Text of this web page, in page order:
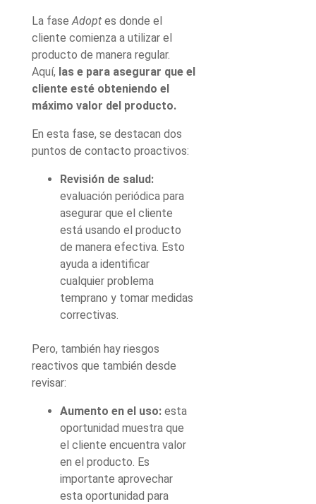
La faseAdopt es donde el
cliente comienza a utilizar el
producto de manera regular.
Aquí, las e para asegurar que el
cliente esté obteniendo el
máximo valor del producto.
En esta fase, se destacan dos
puntos de contacto proactivos:
Revisión de salud:
evaluación periódica para
asegurar que el cliente
está usando el producto
de manera efectiva. Esto
ayuda a identificar
cualquier problema
temprano y tomar medidas
correctivas.
Pero, también hay riesgos
reactivos que también desde
revisar:
Aumento en el uso: esta
oportunidad muestra que
el cliente encuentra valor
en el producto. Es
importante aprovechar
esta oportunidad para